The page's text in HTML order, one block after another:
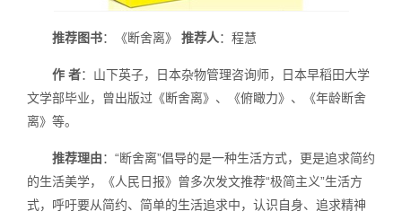
推荐图书：《断舍离》 推荐人：程慧
作 者：山下英子，日本杂物管理咨询师，日本早稻田大学
文学部毕业，曾出版过《断舍离》、《俯瞰力》、《年龄断舍
离》等。
推荐理由：“断舍离”倡导的是一种生活方式，更是追求简约
的生活美学，《人民日报》曾多次发文推荐“极简主义”生活方
式，呼吁要从简约、简单的生活追求中，认识自身、追求精神